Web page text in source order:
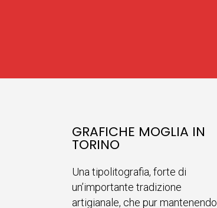
GRAFICHE MOGLIA IN
TORINO
Una tipolitografia, forte di
un’importante tradizione
artigianale, che pur mantenendo